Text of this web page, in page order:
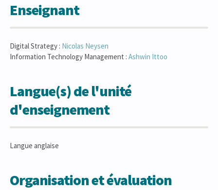
Enseignant
Digital Strategy : Nicolas Neysen
Information Technology Management : Ashwin Ittoo
Langue(s) de l'unité
d'enseignement
Langue anglaise
Organisation et évaluation